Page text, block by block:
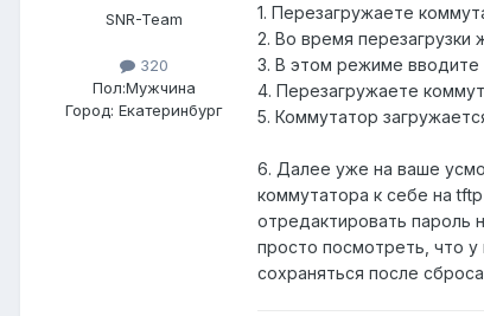
SNR-Team
320
Пол:Мужчина
Город: Екатеринбург
1. Перезагружаете
2. Во время
3. В этом режиме
4. Перезагружаете
5. Коммутатор
6. Далее уже на ваше
коммутатора к себе на
отредактировать пароль
просто посмотреть, что у
сохраняться после